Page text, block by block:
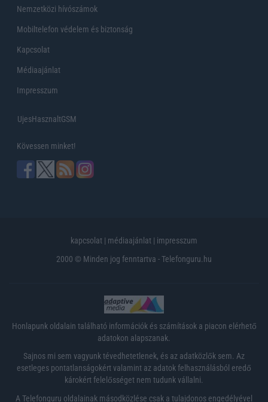
Nemzetközi hívószámok
Mobiltelefon védelem és biztonság
Kapcsolat
Médiaajánlat
Impresszum
UjesHasznaltGSM
Kövessen minket!
kapcsolat | médiaajánlat | impresszum
2000 © Minden jog fenntartva - Telefonguru.hu
Honlapunk oldalain található információk és számítások a piacon elérhető
adatokon alapszanak.
Sajnos mi sem vagyunk tévedhetetlenek, és az adatközlők sem. Az
esetleges pontatlanságokért valamint az adatok felhasználásból eredő
károkért felelősséget nem tudunk vállalni.
A Telefonguru oldalainak másodközlése csak a tulajdonos engedélyével